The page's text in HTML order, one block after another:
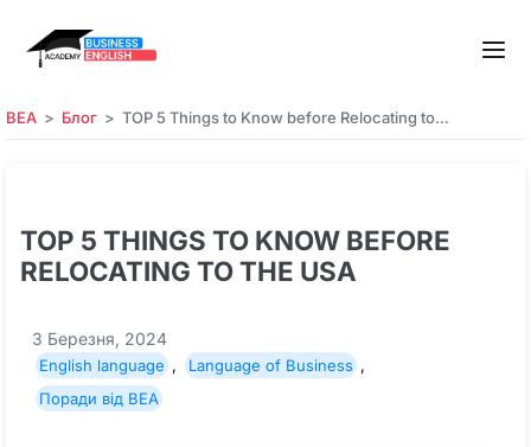
BEA Блог TOP 5 Things to Know before Relocating to…
TOP 5 THINGS TO KNOW BEFORE
RELOCATING TO THE USA
3 Березня, 2024
English language , Language of Business ,
Поради від BEA